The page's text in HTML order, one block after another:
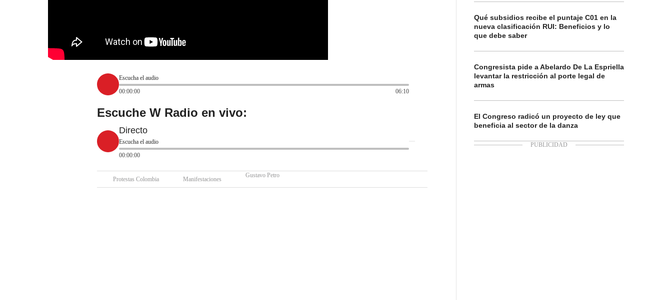
Escucha el audio
00:00:00
06:10
Escuche W Radio en vivo:
Directo
Escucha el audio
00:00:00
Protestas Colombia Manifestaciones
Gustavo Petro
Qué subsidios recibe el puntaje C01 en la
nueva clasificación RUI: Beneficios y lo
que debe saber
Congresista pide a Abelardo De La Espriella
levantar la restricción al porte legal de
armas
El Congreso radicó un proyecto de ley que
beneficia al sector de la danza